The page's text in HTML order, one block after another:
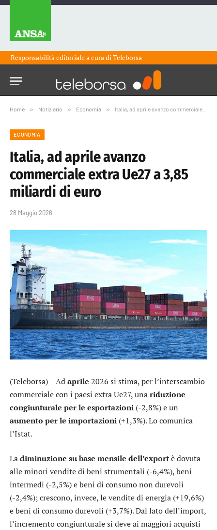
Responsabilità editoriale a cura diTeleborsa
Home » Notiziario » Economia » Italia, ad aprile avanzo commerciale extra Ue27 a 3,85 miliardi di euro
ECONOMIA
Italia, ad aprile avanzo
commerciale extra Ue27 a 3,85
miliardi di euro
28 Maggio 2026
(Teleborsa) – Adaprile 2026 si stima, per l’interscambio
commerciale con i paesi extra Ue27, unariduzione
congiunturale per le esportazioni (-2,8%) e un
aumento per le importazioni (+1,3%). Lo comunica
l’Istat.
Ladiminuzione su base mensile dell’exportè dovuta
alle minori vendite di beni strumentali (-6,4%), beni
intermedi (-2,5%) e beni di consumo non durevoli
(-2,4%); crescono, invece, le vendite di energia (+19,6%)
e beni di consumo durevoli (+3,7%). Dal lato dell’import,
l’incremento congiunturale si deve ai maggiori acquisti